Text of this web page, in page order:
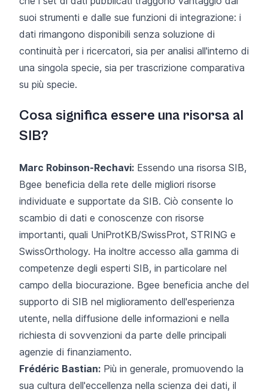
suoi strumenti e dalle sue funzioni di integrazione: i
dati rimangono disponibili senza soluzione di
continuità per i ricercatori, sia per analisi all'interno di
una singola specie, sia per trascrizione comparativa
su più specie.
Cosa significa essere una risorsa al
SIB?
Marc Robinson-Rechavi: Essendo una risorsa SIB,
Bgee beneficia della rete delle migliori risorse
individuate e supportate da SIB. Ciò consente lo
scambio di dati e conoscenze con risorse
importanti, quali UniProtKB/SwissProt, STRING e
SwissOrthology. Ha inoltre accesso alla gamma di
competenze degli esperti SIB, in particolare nel
campo della biocurazione. Bgee beneficia anche del
supporto di SIB nel miglioramento dell'esperienza
utente, nella diffusione delle informazioni e nella
richiesta di sovvenzioni da parte delle principali
agenzie di finanziamento.
Frédéric Bastian: Più in generale, promuovendo la
sua cultura dell'eccellenza nella scienza dei dati, il